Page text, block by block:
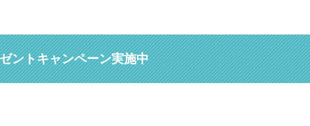
ントキャンペーン実施中